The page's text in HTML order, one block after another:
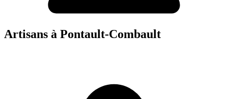
Artisans à Pontault-Combault